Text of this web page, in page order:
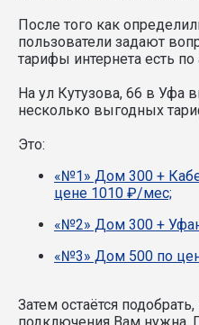
После того как
пользователи задают
тарифы интернета есть по
На ул Кутузова, 66 в Уфа
несколько выгодных
Это:
«№1» Дом 300 +
цене 1010 ₽/мес;
«№2» Дом 300 +
«№3» Дом 500 по
Затем остаётся